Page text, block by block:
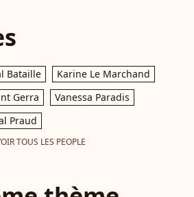
Bataille
Karine Le Marchand
Gerra
Vanessa Paradis
Praud
TOUS LES PEOPLE